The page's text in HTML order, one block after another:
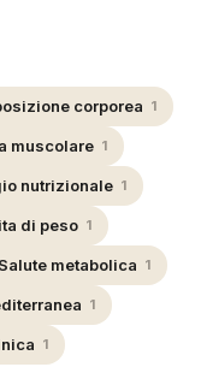
corporea 1
muscolare 1
nutrizionale 1
di peso 1
Salute metabolica 1
1
1